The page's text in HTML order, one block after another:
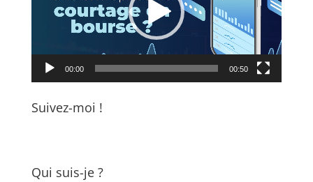
00:00 00:50
Suivez-moi !
Qui suis-je ?